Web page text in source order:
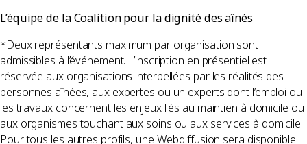
L’équipe de la Coalition pour la dignité des aînés
*Deux représentants maximum par organisation sont
admissibles à l’événement. L’inscription en présentiel est
réservée aux organisations interpellées par les réalités des
personnes aînées, aux expertes ou un experts dont l’emploi ou
les travaux concernent les enjeux liés au maintien à domicile ou
aux organismes touchant aux soins ou aux services à domicile.
Pour tous les autres profils, une Webdiffusion sera disponible